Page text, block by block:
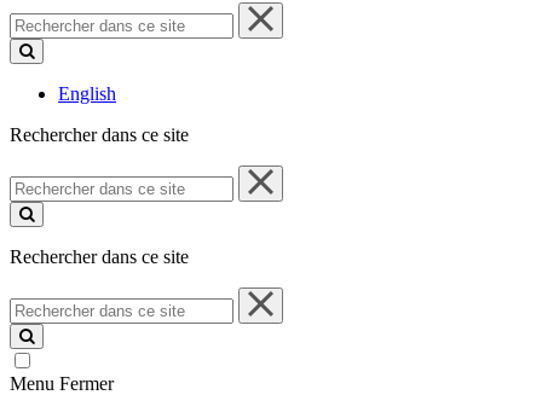
Rechercher
dans
ce
English
Rechercher dans ce site
Rechercher
dans
ce
Rechercher dans ce site
Rechercher
dans
ce
site
Menu Fermer